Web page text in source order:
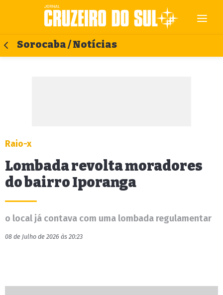
Sorocaba / Notícias
Raio-x
Lombada revolta moradores
do bairro Iporanga
o local já contava com uma lombada regulamentar
08 de Julho de 2026 às 20:23